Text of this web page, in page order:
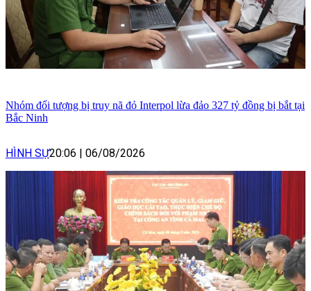
Nhóm đối tượng bị truy nã đỏ Interpol lừa đảo 327 tỷ đồng bị bắt tại
Bắc Ninh
HÌNH SỰ20:06 06/08/2026